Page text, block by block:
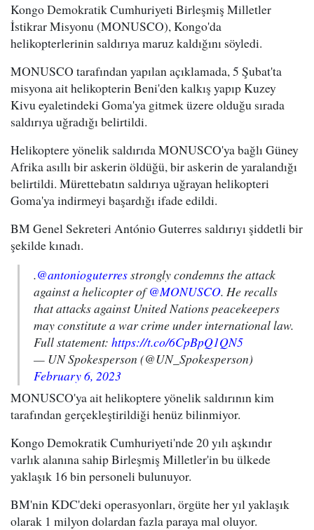
Kongo Demokratik Cumhuriyeti Birleşmiş Milletler
İstikrar Misyonu (MONUSCO), Kongo'da
helikopterlerinin saldırıya maruz kaldığını söyledi.
MONUSCO tarafından yapılan açıklamada, 5 Şubat'ta
misyona ait helikopterin Beni'den kalkış yapıp Kuzey
Kivu eyaletindeki Goma'ya gitmek üzere olduğu sırada
saldırıya uğradığı belirtildi.
Helikoptere yönelik saldırıda MONUSCO'ya bağlı Güney
Afrika asıllı bir askerin öldüğü, bir askerin de yaralandığı
belirtildi. Mürettebatın saldırıya uğrayan helikopteri
Goma'ya indirmeyi başardığı ifade edildi.
BM Genel Sekreteri António Guterres saldırıyı şiddetli bir
şekilde kınadı.
.@antonioguterresstrongly condemns the attack
against a helicopter of@MONUSCO. He recalls
that attacks against United Nations peacekeepers
may constitute a war crime under international law.
Full statement: https://t.co/6CpBpQ1QN5
— UN Spokesperson (@UN_Spokesperson)
February 6, 2023
MONUSCO'ya ait helikoptere yönelik saldırının kim
tarafından gerçekleştirildiği henüz bilinmiyor.
Kongo Demokratik Cumhuriyeti'nde 20 yılı aşkındır
varlık alanına sahip Birleşmiş Milletler'in bu ülkede
yaklaşık 16 bin personeli bulunuyor.
BM'nin KDC'deki operasyonları, örgüte her yıl yaklaşık
olarak 1 milyon dolardan fazla paraya mal oluyor.